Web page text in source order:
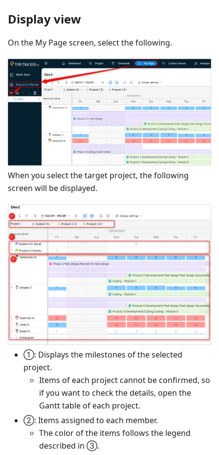
Display view
On the My Page screen, select the following.
When you select the target project, the following
screen will be displayed.
①: Displays the milestones of the selected
project.
Items of each project cannot be confirmed, so
if you want to check the details, open the
Gantt table of each project.
②: Items assigned to each member.
The color of the items follows the legend
described in ③.